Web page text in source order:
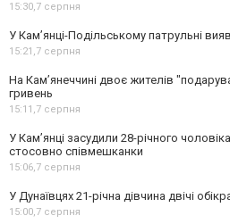
15:30,7 серпня
У Кам’янці-Подільському патрульні
15:21,7 серпня
На Камʼянеччині двоє жителів
гривень
15:11,7 серпня
У Камʼянці засудили 28-річного
стосовно співмешканки
15:06,7 серпня
У Дунаївцях 21-річна дівчина двічі
15:00,7 серпня